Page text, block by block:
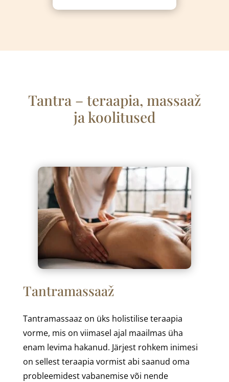
Tantra – teraapia, massaaž
ja koolitused
Tantramassaaž
Tantramassaaz on üks holistilise teraapia
vorme, mis on viimasel ajal maailmas üha
enam levima hakanud. Järjest rohkem inimesi
on sellest teraapia vormist abi saanud oma
probleemidest vabanemise või nende